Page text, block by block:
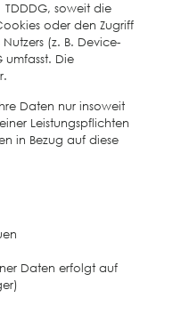
TDDDG, soweit die
oder den Zugriff
(z. B. Device-
umfasst. Die
Daten nur insoweit
Leistungspflichten
in Bezug auf diese
Daten erfolgt auf